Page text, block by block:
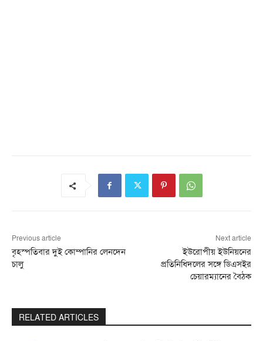
Previous article
বৃহস্পতিবার দুই কোম্পানির লেনদেন
চালু
Next article
ইউরোপীয় ইউনিয়নের
প্রতিনিধিদলের সঙ্গে ডিএসইর
চেয়ারম্যানের বৈঠক
RELATED ARTICLES